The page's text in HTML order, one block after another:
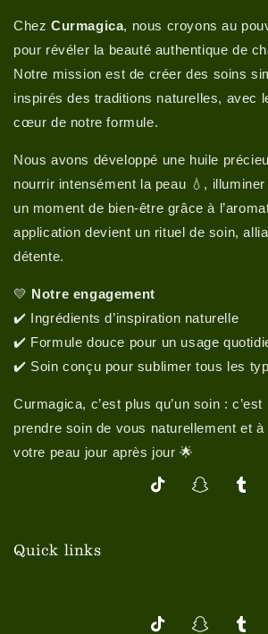
Chez Curmagica, nous croyons au
pour révéler la beauté authentique de
Notre mission est de créer des soins
inspirés des traditions naturelles, avec
cœur de notre formule.
Nous avons développé une huile
nourrir intensément la peau 💧,
un moment de bien-être grâce à
application devient un rituel de soin,
détente.
💛 Notre engagement
✔️ Ingrédients d’inspiration naturelle
✔️ Formule douce pour un usage
✔️ Soin conçu pour sublimer tous les
Curmagica, c’est plus qu’un soin :
prendre soin de vous naturellement et à
votre peau jour après jour 🌟
TikTok SnapchatTumblr
Quick links